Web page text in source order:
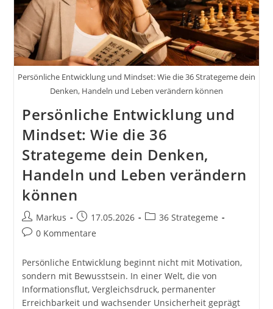
Persönliche Entwicklung und Mindset: Wie die 36 Strategeme dein
Denken, Handeln und Leben verändern können
Persönliche Entwicklung und
Mindset: Wie die 36
Strategeme dein Denken,
Handeln und Leben verändern
können
Beitrags-
Autor:
Markus
Beitrag
veröffentlicht:
17.05.2026
Beitrags-
36 Strategeme
Beitrags-
0 Kommentare
Persönliche Entwicklung beginnt nicht mit Motivation,
sondern mit Bewusstsein. In einer Welt, die von
Informationsflut, Vergleichsdruck, permanenter
Erreichbarkeit und wachsender Unsicherheit geprägt